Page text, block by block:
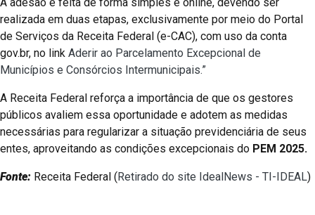
realizada em duas etapas, exclusivamente por meio do Portal
de Serviços da Receita Federal (e-CAC), com uso da conta
gov.br, no link Aderir ao Parcelamento Excepcional de
Municípios e Consórcios Intermunicipais.”
A Receita Federal reforça a importância de que os gestores
públicos avaliem essa oportunidade e adotem as medidas
necessárias para regularizar a situação previdenciária de seus
entes, aproveitando as condições excepcionais do PEM 2025.
Fonte: Receita Federal (Retirado do site IdealNews - TI-IDEAL)